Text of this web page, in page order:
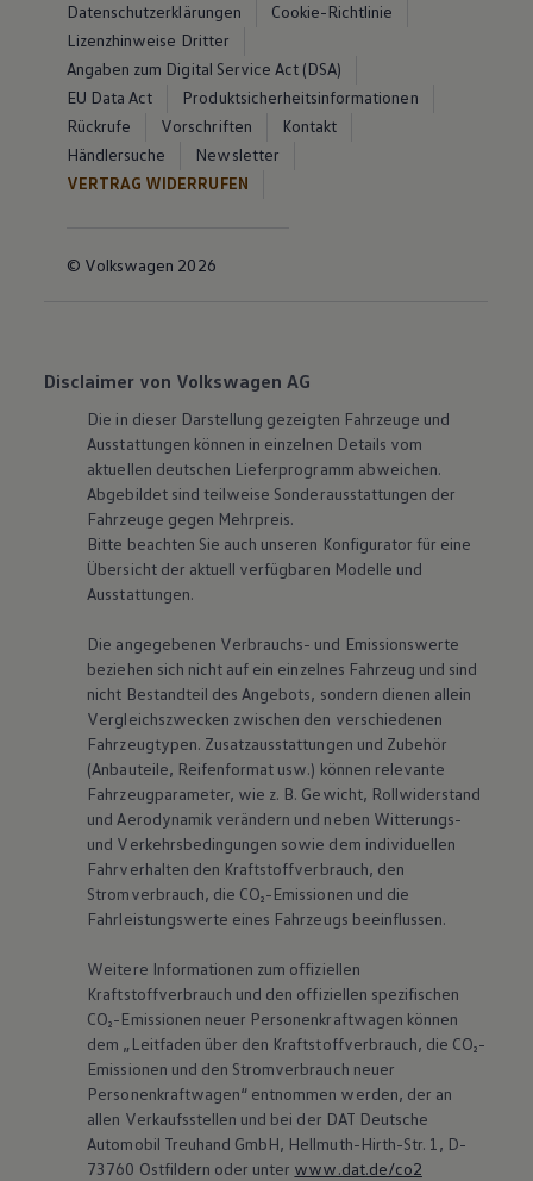
Datenschutzerklärungen
Cookie-Richtlinie
Lizenzhinweise Dritter
Angaben zum Digital Service Act (DSA)
EU Data Act
Produktsicherheitsinformationen
Rückrufe
Vorschriften
Kontakt
Händlersuche
Newsletter
VERTRAG WIDERRUFEN
© Volkswagen 2026
Disclaimer von Volkswagen AG
Die in dieser Darstellung gezeigten Fahrzeuge und
Ausstattungen können in einzelnen Details vom
aktuellen deutschen Lieferprogramm abweichen.
Abgebildet sind teilweise Sonderausstattungen der
Fahrzeuge gegen Mehrpreis.
Bitte beachten Sie auch unseren Konfigurator für eine
Übersicht der aktuell verfügbaren Modelle und
Ausstattungen.
Die angegebenen Verbrauchs- und Emissionswerte
beziehen sich nicht auf ein einzelnes Fahrzeug und sind
nicht Bestandteil des Angebots, sondern dienen allein
Vergleichszwecken zwischen den verschiedenen
Fahrzeugtypen. Zusatzausstattungen und Zubehör
(Anbauteile, Reifenformat usw.) können relevante
Fahrzeugparameter, wie z. B. Gewicht, Rollwiderstand
und Aerodynamik verändern und neben Witterungs-
und Verkehrsbedingungen sowie dem individuellen
Fahrverhalten den Kraftstoffverbrauch, den
Stromverbrauch, die CO₂-Emissionen und die
Fahrleistungswerte eines Fahrzeugs beeinflussen.
Weitere Informationen zum offiziellen
Kraftstoffverbrauch und den offiziellen spezifischen
CO₂-Emissionen neuer Personenkraftwagen können
dem „Leitfaden über den Kraftstoffverbrauch, die CO₂-
Emissionen und den Stromverbrauch neuer
Personenkraftwagen“ entnommen werden, der an
allen Verkaufsstellen und bei der DAT Deutsche
Automobil Treuhand GmbH, Hellmuth-Hirth-Str. 1, D-
73760 Ostfildern oder unter www.dat.de/co2